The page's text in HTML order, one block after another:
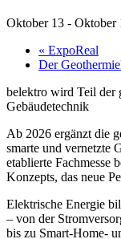
Oktober 13 - Oktober
« ExpoReal
Der
belektro wird Teil der
Gebäudetechnik
Ab 2026 ergänzt die
smarte und vernetzte
etablierte Fachmesse
Konzepts, das neue
Elektrische Energie
– von der
bis zu Smart-Home-